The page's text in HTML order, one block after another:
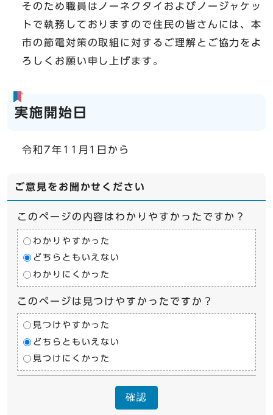
そのため職員はノーネクタイおよびノージャケッ
トで執務しておりますので住民の皆さんには、本
市の節電対策の取組に対するご理解とご協力をよ
ろしくお願い申し上げます。
実施開始日
令和7年11月1日から
ご意見をお聞かせください
このページの内容はわかりやすかったですか？
わかりやすかった
どちらともいえない
わかりにくかった
このページは見つけやすかったですか？
見つけやすかった
どちらともいえない
見つけにくかった
確認